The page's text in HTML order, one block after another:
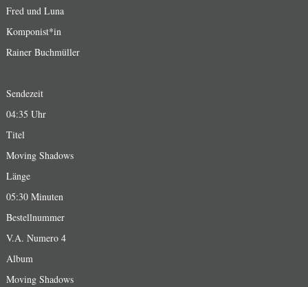
Fred und Luna
Komponist*in
Rainer Buchmüller
Sendezeit
04:35 Uhr
Titel
Moving Shadows
Länge
05:30 Minuten
Bestellnummer
V.A. Numero 4
Album
Moving Shadows